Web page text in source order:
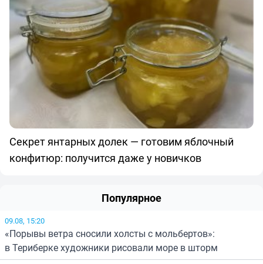
Секрет янтарных долек — готовим яблочный
конфитюр: получится даже у новичков
Популярное
09.08, 15:20
«Порывы ветра сносили холсты с мольбертов»:
в Териберке художники рисовали море в шторм